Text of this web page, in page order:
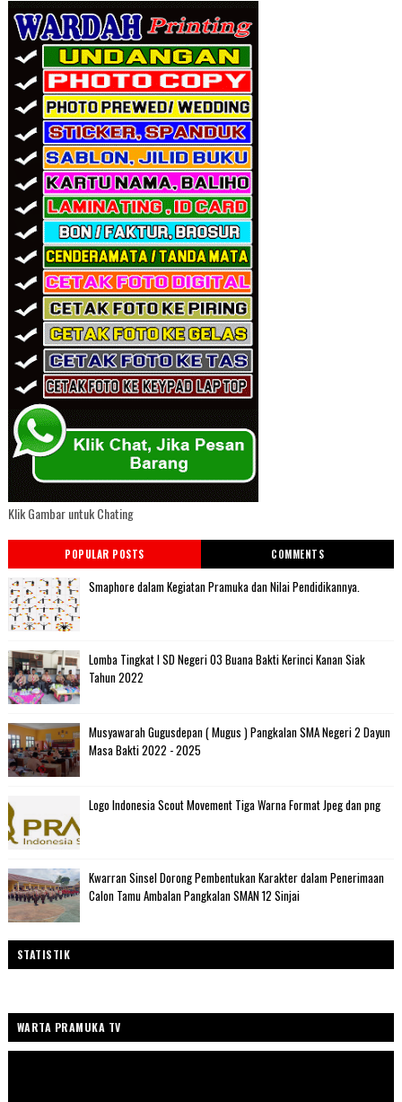
Klik Gambar untuk Chating
POPULAR POSTS COMMENTS
Smaphore dalam Kegiatan Pramuka dan Nilai Pendidikannya.
Lomba Tingkat I SD Negeri 03 Buana Bakti Kerinci Kanan Siak
Tahun 2022
Musyawarah Gugusdepan ( Mugus ) Pangkalan SMA Negeri 2 Dayun
Masa Bakti 2022 - 2025
Logo Indonesia Scout Movement Tiga Warna Format Jpeg dan png
Kwarran Sinsel Dorong Pembentukan Karakter dalam Penerimaan
Calon Tamu Ambalan Pangkalan SMAN 12 Sinjai
STATISTIK
WARTA PRAMUKA TV